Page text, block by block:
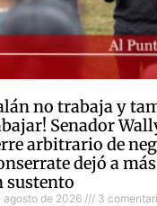
no trabaja y
Senador
arbitrario de
dejó a
sustento
agosto de 2026 3